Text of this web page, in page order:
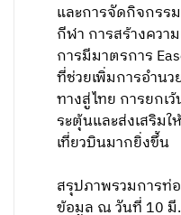
และการจัดกิจกรร
กีฬา การสร้างคว
การมีมาตรการ
ที่ช่วยเพิ่มการอําน
ทางสู่ไทย การยกเ
ระตุ้นและส่งเสริม
เที่ยวบินมากยิ่งขึ้น
สรุปภาพรวมการท่
ข้อมูล ณ วันที่ 10 มี